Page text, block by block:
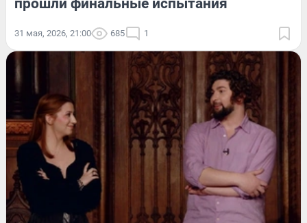
прошли финальные испытания
31 мая, 2026, 21:00 685 1